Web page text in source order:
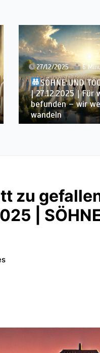
26/12/2025 6
SÖHNE UND
| 26.12.2025 |
Leben gegeben
zu
|